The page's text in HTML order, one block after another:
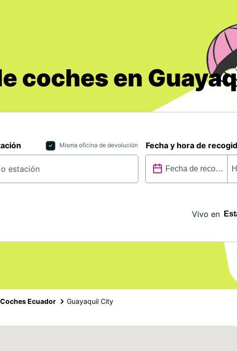
coches en
Misma oficina de devolución Fecha y hora de
Vivo en
Ecuador Guayaquil City